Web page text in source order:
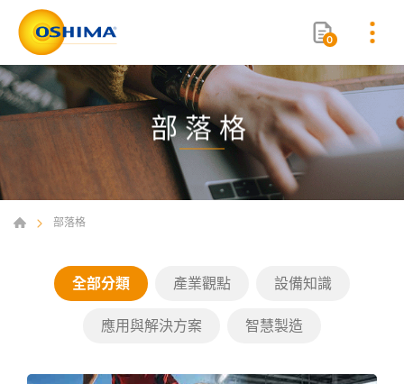
0
部落格
部落格
全部分類 產業觀點 設備知識
應用與解決方案 智慧製造